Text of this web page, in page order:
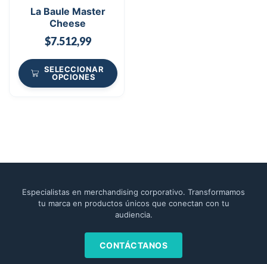
La Baule Master
Cheese
$7.512,99
SELECCIONAR
OPCIONES
Especialistas en merchandising corporativo. Transformamos
tu marca en productos únicos que conectan con tu
audiencia.
CONTÁCTANOS